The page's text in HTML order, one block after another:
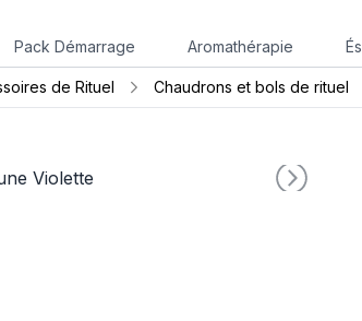
Pack Démarrage Aromathérapie
de Rituel Chaudrons et bols de rituel